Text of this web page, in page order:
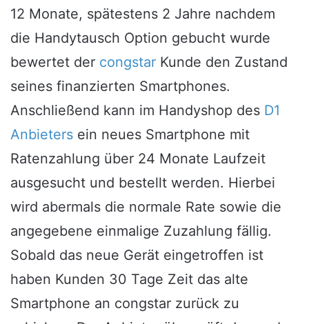
12 Monate, spätestens 2 Jahre nachdem
die Handytausch Option gebucht wurde
bewertet der congstar Kunde den Zustand
seines finanzierten Smartphones.
Anschließend kann im Handyshop des D1
Anbieters ein neues Smartphone mit
Ratenzahlung über 24 Monate Laufzeit
ausgesucht und bestellt werden. Hierbei
wird abermals die normale Rate sowie die
angegebene einmalige Zuzahlung fällig.
Sobald das neue Gerät eingetroffen ist
haben Kunden 30 Tage Zeit das alte
Smartphone an congstar zurück zu